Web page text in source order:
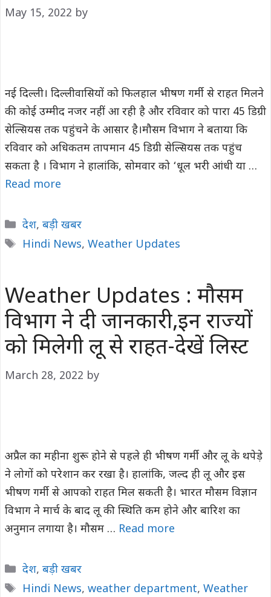
May 15, 2022 by
नई दिल्ली। दिल्लीवासियों को फिलहाल भीषण गर्मी से राहत मिलने
की कोई उम्मीद नजर नहीं आ रही है और रविवार को पारा 45 डिग्री
सेल्सियस तक पहुंचने के आसार है।मौसम विभाग ने बताया कि
रविवार को अधिकतम तापमान 45 डिग्री सेल्सियस तक पहुंच
सकता है । विभाग ने हालांकि, सोमवार को ‘धूल भरी आंधी या …
Read more
Categories
देश, बड़ी खबर
Tags
Hindi News, Weather Updates
Weather Updates : मौसम
विभाग ने दी जानकारी,इन राज्यों
को मिलेगी लू से राहत-देखें लिस्ट
March 28, 2022 by
अप्रैल का महीना शुरू होने से पहले ही भीषण गर्मी और लू के थपेड़े
ने लोगों को परेशान कर रखा है। हालांकि, जल्द ही लू और इस
भीषण गर्मी से आपको राहत मिल सकती है। भारत मौसम विज्ञान
विभाग ने मार्च के बाद लू की स्थिति कम होने और बारिश का
अनुमान लगाया है। मौसम … Read more
Categories
देश, बड़ी खबर
Tags
Hindi News, weather department, Weather